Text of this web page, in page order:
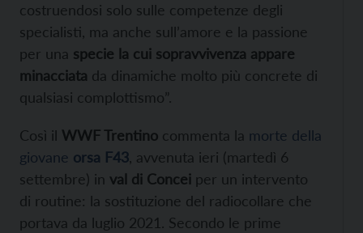
costruendosi solo sulle competenze degli
specialisti, ma anche sull’amore e la passione
per una specie la cui sopravvivenza appare
minacciata da dinamiche molto più concrete di
qualsiasi complottismo”.
Così il WWF Trentino commenta la morte della
giovane orsa F43 , avvenuta ieri (martedì 6
settembre) in val di Concei per un intervento
di routine: la sostituzione del radiocollare che
portava da luglio 2021. Secondo le prime